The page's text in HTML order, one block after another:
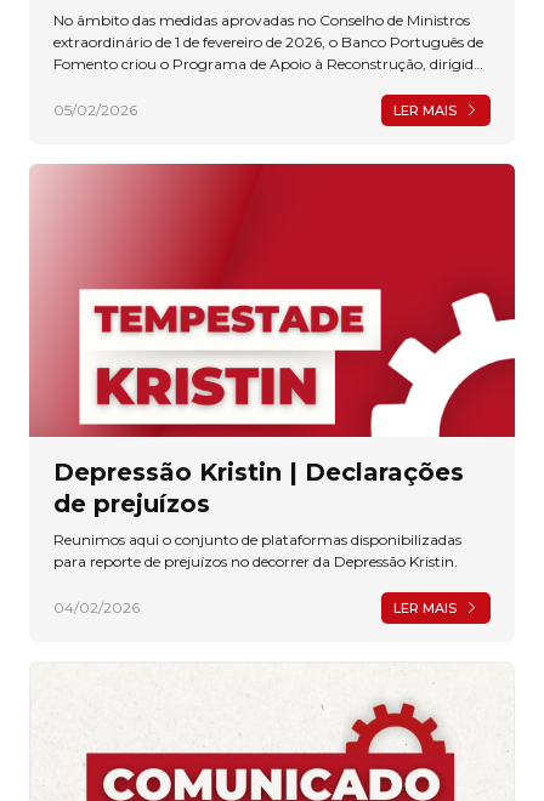
No âmbito das medidas aprovadas no Conselho de Ministros
extraordinário de 1 de fevereiro de 2026, o Banco Português de
Fomento criou o Programa de Apoio à Reconstrução, dirigido
abrangidos pela declaração de calamidade.
05/02/2026 LER MAIS
Depressão Kristin | Declarações
de prejuízos
Reunimos aqui o conjunto de plataformas disponibilizadas
para reporte de prejuízos no decorrer da Depressão Kristin.
04/02/2026 LER MAIS